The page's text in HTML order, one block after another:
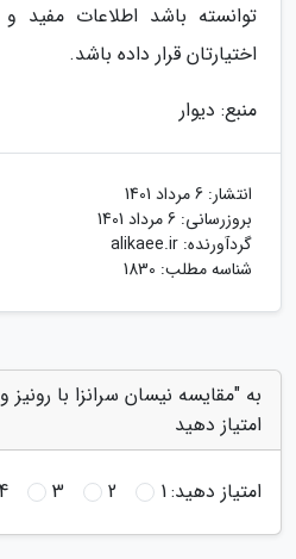
توانسته باشد اطلاعات مفید
اختیارتان قرار داده باشد.
منبع: دیوار
انتشار: 6 مرداد 1401
بروزرسانی: 6 مرداد 1401
گردآورنده: alikaee.ir
شناسه مطلب: 1830
به "مقایسه نیسان سرانزا با رونیز
امتیاز دهید
امتیاز دهید:1
2
3
4